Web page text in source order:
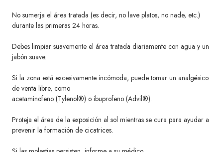
No sumerja el área tratada (es decir, no lave platos, no nade, etc.)
durante las primeras 24 horas.
Debes limpiar suavemente el área tratada diariamente con agua y un
jabón suave.
Si la zona está excesivamente incómoda, puede tomar un analgésico
de venta libre, como
acetaminofeno (Tylenol®) o ibuprofeno (Advil®).
Proteja el área de la exposición al sol mientras se cura para ayudar a
prevenir la formación de cicatrices.